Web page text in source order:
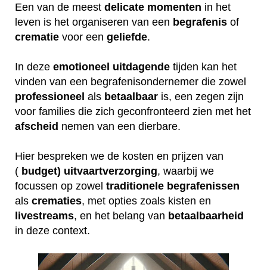
Een van de meest delicate momenten in het
leven is het organiseren van een begrafenis of
crematie voor een geliefde.
In deze emotioneel uitdagende tijden kan het
vinden van een begrafenisondernemer die zowel
professioneel als betaalbaar is, een zegen zijn
voor families die zich geconfronteerd zien met het
afscheid nemen van een dierbare.
Hier bespreken we de kosten en prijzen van
( budget) uitvaartverzorging, waarbij we
focussen op zowel traditionele begrafenissen
als crematies, met opties zoals kisten en
livestreams, en het belang van betaalbaarheid
in deze context.